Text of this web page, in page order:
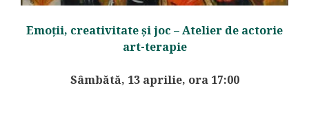
Emoții, creativitate și joc – Atelier de actorie
art-terapie
Sâmbătă, 13 aprilie, ora 17:00